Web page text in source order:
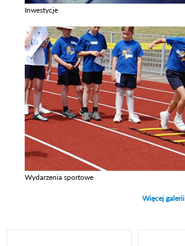
Inwestycje
Wydarzenia sportowe
Więcej galerii